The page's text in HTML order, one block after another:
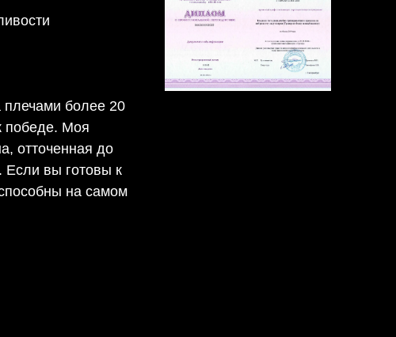
плечами более 20
победе. Моя
отточенная до
Если вы готовы к
на самом